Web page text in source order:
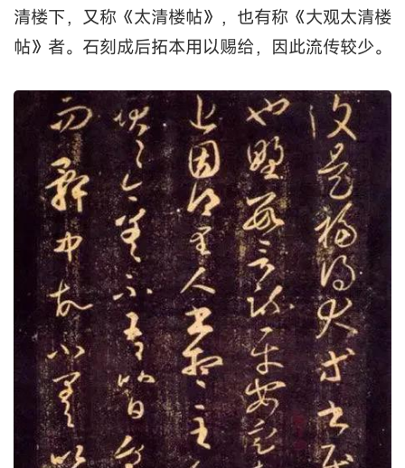
清楼下，又称《太清楼帖》，也有称《大观太清楼
帖》者。石刻成后拓本用以赐给，因此流传较少。